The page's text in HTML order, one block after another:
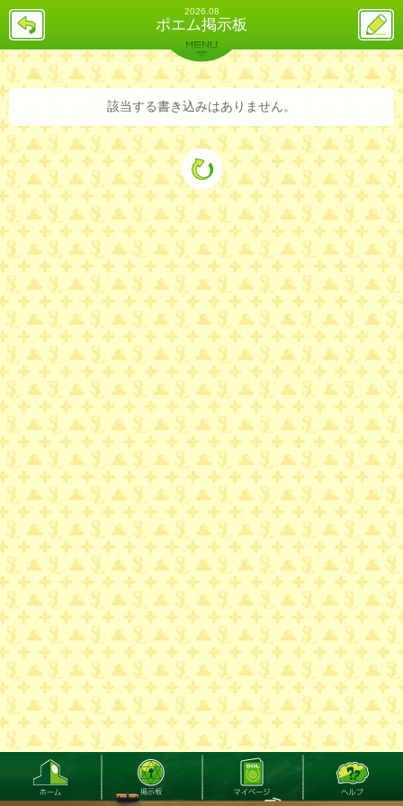
2026.08
ポエム掲示板
戻
ス
投
稿
バックナンバー 詳細検索 ランキング
MENU
該当する書き込みはありません。